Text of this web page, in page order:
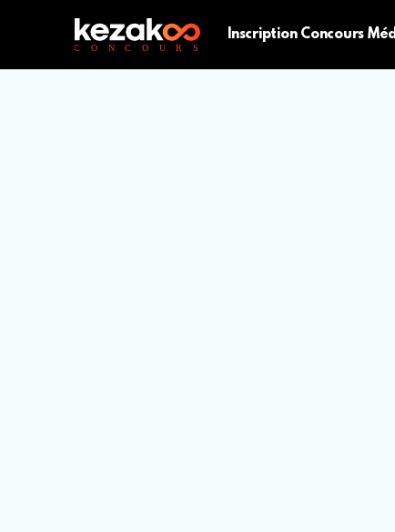
Inscription Concours